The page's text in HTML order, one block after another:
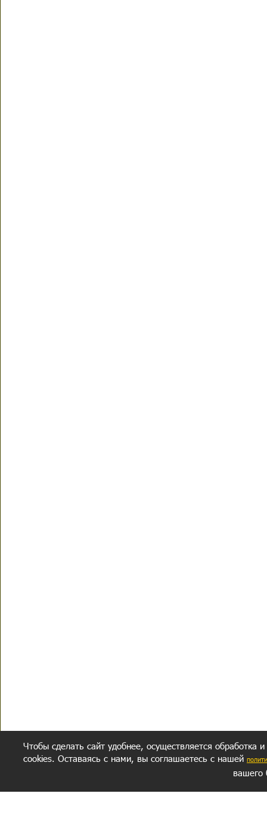
Чтобы сделать сайт удобнее, осуществляется обработка
cookies. Оставаясь с нами, вы соглашаетесь с нашей
вашего